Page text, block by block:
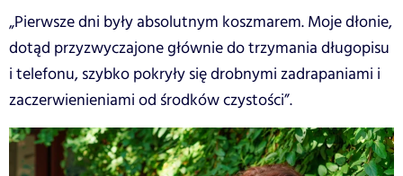
„Pierwsze dni były absolutnym koszmarem. Moje dłonie,
dotąd przyzwyczajone głównie do trzymania długopisu
i telefonu, szybko pokryły się drobnymi zadrapaniami i
zaczerwienieniami od środków czystości”.